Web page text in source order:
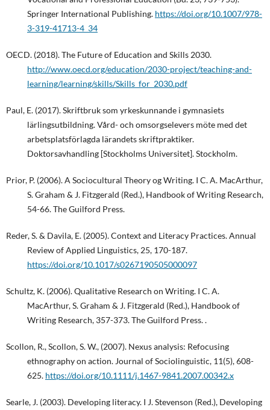
Springer International Publishing. https://doi.org/10.1007/978-
3-319-41713-4_34
OECD. (2018). The Future of Education and Skills 2030.
http://www.oecd.org/education/2030-project/teaching-and-
learning/learning/skills/Skills_for_2030.pdf
Paul, E. (2017). Skriftbruk som yrkeskunnande i gymnasiets
lärlingsutbildning. Vård- och omsorgselevers möte med det
arbetsplatsförlagda lärandets skriftpraktiker.
Doktorsavhandling [Stockholms Universitet]. Stockholm.
Prior, P. (2006). A Sociocultural Theory og Writing. I C. A. MacArthur,
S. Graham & J. Fitzgerald (Red.), Handbook of Writing Research,
54-66. The Guilford Press.
Reder, S. & Davila, E. (2005). Context and Literacy Practices. Annual
Review of Applied Linguistics, 25, 170-187.
https://doi.org/10.1017/s0267190505000097
Schultz, K. (2006). Qualitative Research on Writing. I C. A.
MacArthur, S. Graham & J. Fitzgerald (Red.), Handbook of
Writing Research, 357-373. The Guilford Press. .
Scollon, R., Scollon, S. W., (2007). Nexus analysis: Refocusing
ethnography on action. Journal of Sociolinguistic, 11(5), 608-
625. https://doi.org/10.1111/j.1467-9841.2007.00342.x
Searle, J. (2003). Developing literacy. I J. Stevenson (Red.), Developing